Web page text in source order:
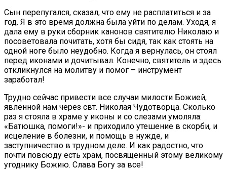
Сын перепугался, сказал, что ему не расплатиться и за
год. Я в это время должна была уйти по делам. Уходя, я
дала ему в руки сборник канонов святителю Николаю и
посоветовала почитать, хотя бы сидя, так как стоять на
одной ноге было неудобно. Когда я вернулась, он стоял
перед иконами и дочитывал. Конечно, святитель и здесь
откликнулся на молитву и помог – инструмент
заработал!
Трудно сейчас привести все случаи милости Божией,
явленной нам через свт. Николая Чудотворца. Сколько
раз я стояла в храме у иконы и со слезами умоляла:
«Батюшка, помоги!»- и приходило утешение в скорби, и
исцеление в болезни, и помощь в нужде, и
заступничество в трудном деле. И как радостно, что
почти повсюду есть храм, посвященный этому великому
угоднику Божию. Слава Богу за все!